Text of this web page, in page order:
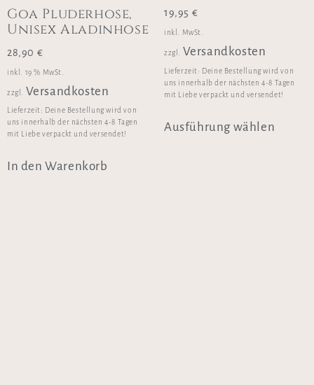
Goa Pluderhose,
Unisex Aladinhose
28,90 €
inkl. 19 % MwSt.
zzgl. Versandkosten
Lieferzeit: Deine Bestellung wird von
uns innerhalb der nächsten 4-8 Tagen
mit Liebe verpackt und versendet!
In den Warenkorb
19,95 €
inkl. MwSt.
zzgl. Versandkosten
Lieferzeit: Deine Bestellung wird von
uns innerhalb der nächsten 4-8 Tagen
mit Liebe verpackt und versendet!
Ausführung wählen